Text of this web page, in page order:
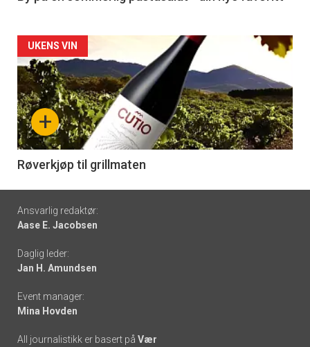
Forsiden
akkurat
nå
-
6
+
UKENS VIN
Røverkjøp til grillmaten
Footer
-
links
Ansvarlig redaktør:
Aase E. Jacobsen
Daglig leder:
Jan H. Amundsen
Event manager:
Mina Hovden
All journalistikk er basert på Vær